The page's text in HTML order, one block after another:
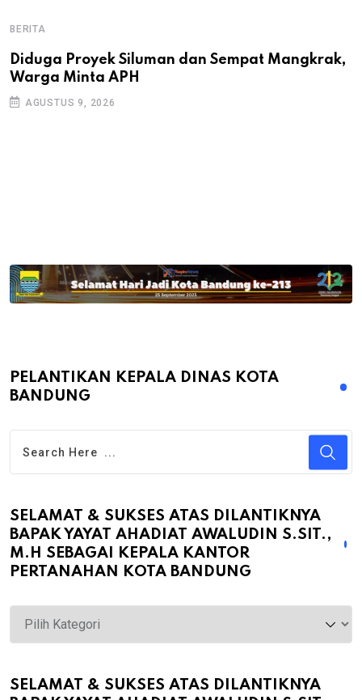
BERITA
Diduga Proyek Siluman dan Sempat Mangkrak,
Warga Minta APH
AGUSTUS 9, 2026
PELANTIKAN KEPALA DINAS KOTA
BANDUNG
SELAMAT & SUKSES ATAS DILANTIKNYA
BAPAK YAYAT AHADIAT AWALUDIN S.SIT.,
M.H SEBAGAI KEPALA KANTOR
PERTANAHAN KOTA BANDUNG
Selamat
&
atas
SELAMAT & SUKSES ATAS DILANTIKNYA